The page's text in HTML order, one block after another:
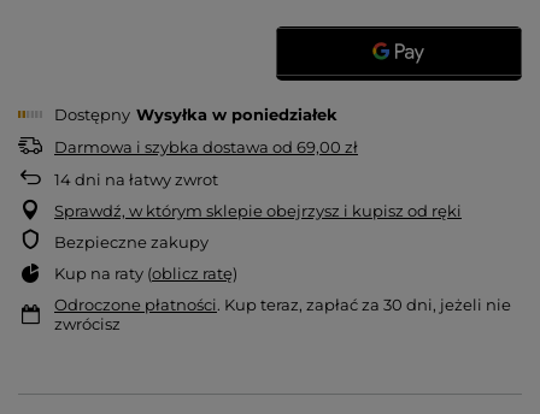
Dostępny Wysyłka w poniedziałek
Darmowa i szybka dostawa od 69,00 zł
14dni na łatwy zwrot
Sprawdź, w którym sklepie obejrzysz i kupisz od ręki
Bezpieczne zakupy
Kup na raty (oblicz ratę)
Odroczone płatności. Kup teraz, zapłać za 30 dni, jeżeli nie
zwrócisz